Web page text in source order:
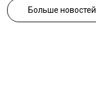
Больше новостей